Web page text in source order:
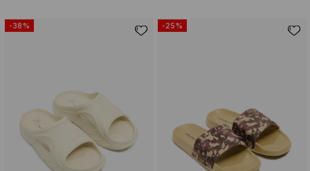
-38% -25%